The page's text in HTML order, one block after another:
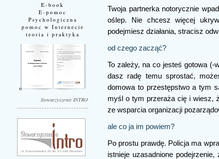
E-book
E-pomoc
Psychologiczna
pomoc w Internecie
teoria i praktyka
Stowarzyszenie INTRO
Twoja partnerka notorycznie
oślep. Nie chcesz więcej
podejmiesz działania, stracisz
od czego zacząć?
To zależy, na co jesteś gotowa
dasz radę temu sprostać,
domowa to przestępstwo a tym
myśl o tym przeraża cię i wiesz,
ze wsparcia organizacji
ale co ja im powiem?
Po prostu prawdę. Policja ma
istnieje uzasadnione podejrzenie,